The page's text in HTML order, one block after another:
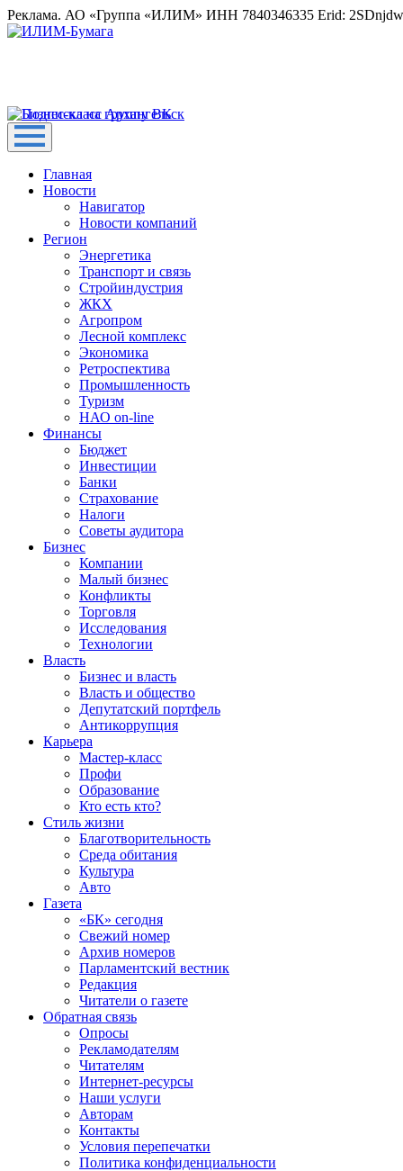
Реклама. АО «Группа «ИЛИМ» ИНН 7840346335 Erid:
Главная
Новости
Навигатор
Новости компаний
Регион
Энергетика
Транспорт и связь
Стройиндустрия
ЖКХ
Агропром
Лесной комплекс
Экономика
Ретроспектива
Промышленность
Туризм
НАО on-line
Финансы
Бюджет
Инвестиции
Банки
Страхование
Налоги
Советы аудитора
Бизнес
Компании
Малый бизнес
Конфликты
Торговля
Исследования
Технологии
Власть
Бизнес и власть
Власть и общество
Депутатский портфель
Антикоррупция
Карьера
Мастер-класс
Профи
Образование
Кто есть кто?
Стиль жизни
Благотворительность
Среда обитания
Культура
Авто
Газета
«БК» сегодня
Свежий номер
Архив номеров
Парламентский вестник
Редакция
Читатели о газете
Обратная связь
Опросы
Рекламодателям
Читателям
Интернет-ресурсы
Наши услуги
Авторам
Контакты
Условия перепечатки
Политика конфиденциальности